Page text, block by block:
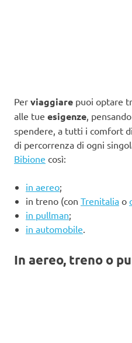
Per viaggiare puoi optare
alle tue esigenze ,
spendere, a tutti i comfort
di percorrenza di ogni
Bibione così:
in aereo;
in treno (con Trenitalia o
in pullman;
in automobile
In aereo, treno o